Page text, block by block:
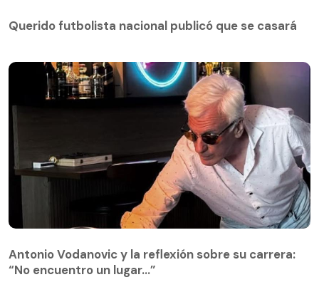
Querido futbolista nacional publicó que se casará
Antonio Vodanovic y la reflexión sobre su carrera:
“No encuentro un lugar…”